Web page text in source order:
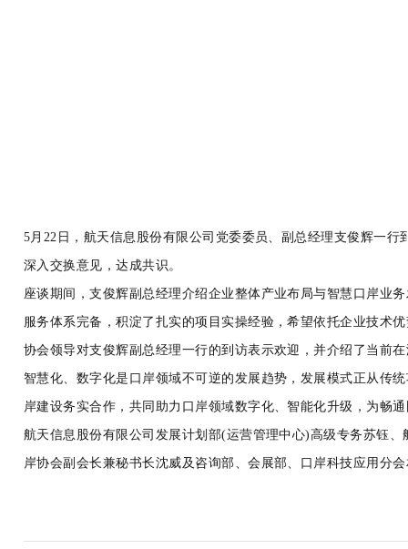
5月 22 日， 航天信息股份有限公司 党委委员、副总经理支俊辉一行
深入交换意见，达成共识。
座谈期间，支俊辉副总经理介绍企业整体产业布局与智慧口岸业
服务体系完备，积淀了扎实的项目实操经验，希望依托企业技术
协会领导对支俊辉副总经理一行的到访表示欢迎，并介绍了当前
智慧化、数字化是口岸领域不可逆的发展趋势，发展模式正从传
岸建设务实合作，共同助力口岸领域数字化、智能化升级，为畅
航天信息股份有限公司发展计划部(运营管理中心)高级专务苏钰、
岸协会副会长兼秘书长沈威及咨询部、会展部、口岸科技应用分